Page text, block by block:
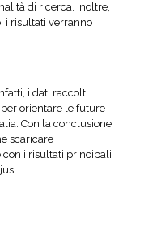
di ricerca. Inoltre,
i risultati verranno
i dati raccolti
orientare le future
Con la conclusione
scaricare
i risultati principali